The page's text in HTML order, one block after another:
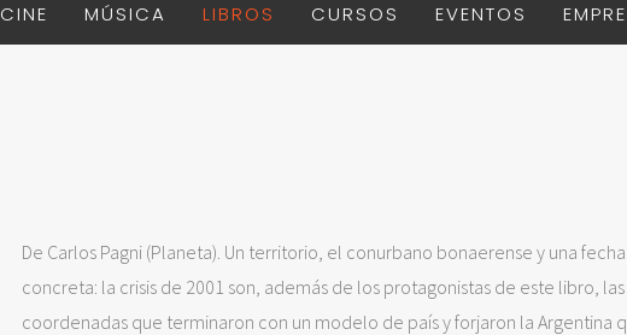
CINE MÚSICA LIBROS CURSOS EVENTOS
De Carlos Pagni (Planeta). Un territorio, el conurbano bonaerense y una fecha
concreta: la crisis de 2001 son, además de los protagonistas de este libro, las
coordenadas que terminaron con un modelo de país y forjaron la Argentina